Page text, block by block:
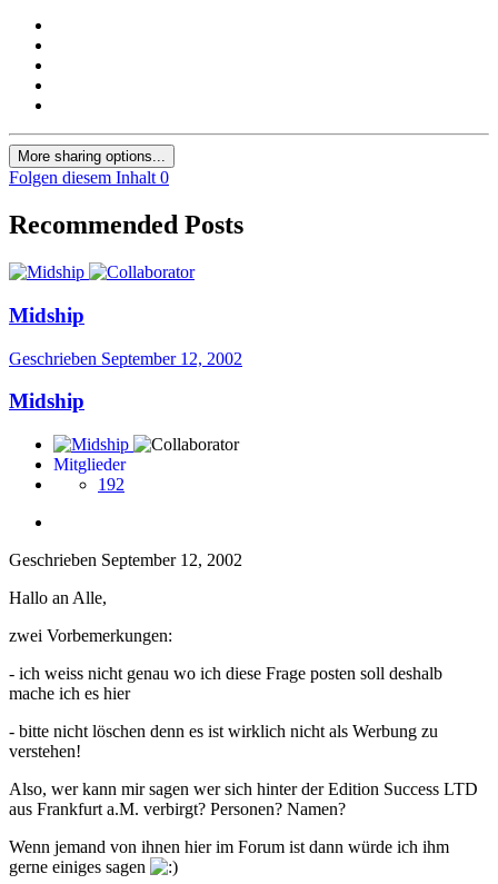
More sharing options...
Folgen diesem Inhalt 0
Recommended Posts
Midship
Geschrieben September 12, 2002
Midship
Mitglieder
192
Geschrieben September 12, 2002
Hallo an Alle,
zwei Vorbemerkungen:
- ich weiss nicht genau wo ich diese Frage posten soll deshalb
mache ich es hier
- bitte nicht löschen denn es ist wirklich nicht als Werbung zu
verstehen!
Also, wer kann mir sagen wer sich hinter der Edition Success LTD
aus Frankfurt a.M. verbirgt? Personen? Namen?
Wenn jemand von ihnen hier im Forum ist dann würde ich ihm
gerne einiges sagen